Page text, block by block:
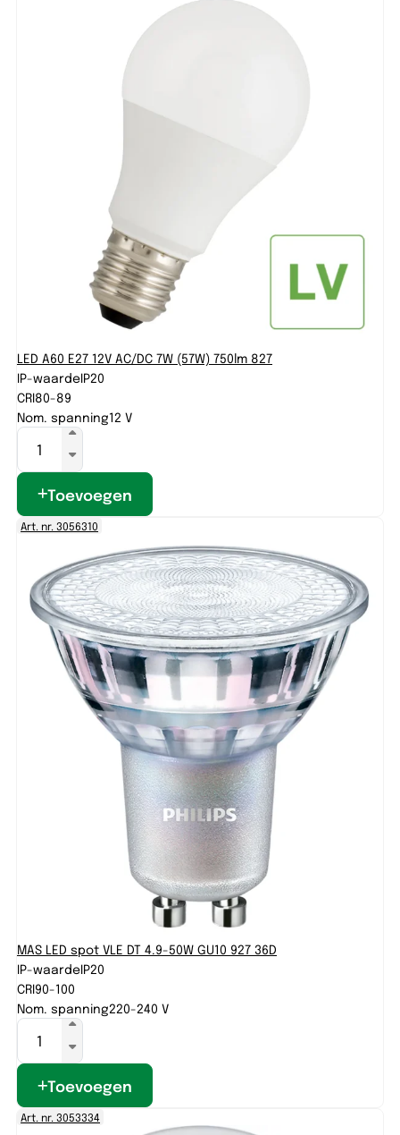
LED A60 E27 12V AC/DC 7W (57W) 750lm 827
IP-waardeIP20
CRI80-89
Nom. spanning12 V
Toevoegen
Art. nr. 3056310
MAS LED spot VLE DT 4.9-50W GU10 927 36D
IP-waardeIP20
CRI90-100
Nom. spanning220-240 V
Toevoegen
Art. nr. 3053334